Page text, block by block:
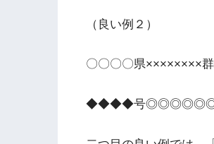
（良い例２）
〇〇〇〇県××××××××
◆◆◆◆号